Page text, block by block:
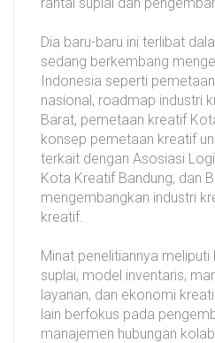
Dia baru-baru ini terlibat
sedang berkembang
Indonesia seperti
nasional, roadmap industri
Barat, pemetaan kreatif
konsep pemetaan kreatif
terkait dengan Asosiasi
Kota Kreatif Bandung, dan
mengembangkan industri
kreatif.
Minat penelitiannya
suplai, model inventaris,
layanan, dan ekonomi
lain berfokus pada
manajemen hubungan